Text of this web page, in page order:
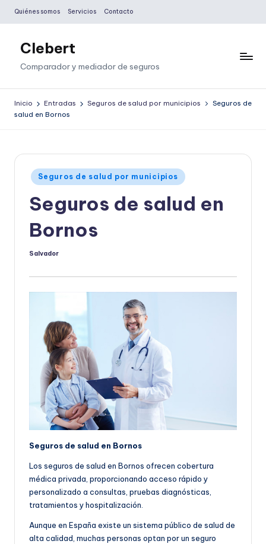
Saltar
contenido
Quiénes somos Servicios Contacto
Clebert
Comparador y mediador de seguros
Inicio Entradas Seguros de salud por municipios
Seguros de
salud en Bornos
Publicado
en
Seguros de salud por municipios
Seguros de salud en
Bornos
Publicado
Salvador
Seguros de salud en Bornos
Los seguros de salud en Bornos ofrecen cobertura
médica privada, proporcionando acceso rápido y
personalizado a consultas, pruebas diagnósticas,
tratamientos y hospitalización.
Aunque en España existe un sistema público de salud de
alta calidad, muchas personas optan por un seguro